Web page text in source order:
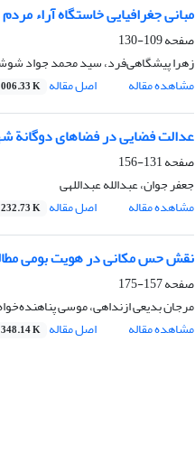
مبانی جغرافیایی خاستگاه آراء
صفحه109-130
زهرا پیشگاهی‌فرد، سید محمد جواد
مشاهده مقاله
اصل مقاله K
عدالت فضایی در فضاهای دوگانة
صفحه131-156
جعفر جوان، عبدالله عبداللهی
مشاهده مقاله
اصل مقاله 232.73 K
نقش حس مکانی در هویت بومی
صفحه157-175
مرجان بدیعی ازنداهی، موسی
مشاهده مقاله
اصل مقاله 348.14 K